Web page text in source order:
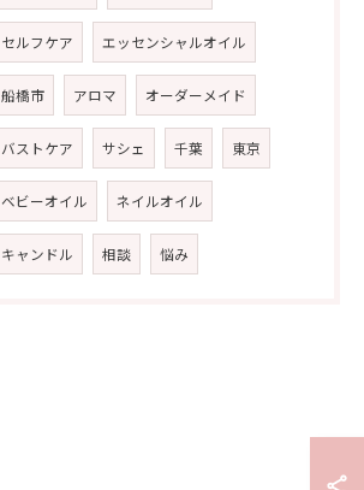
セルフケア エッセンシャルオイル
船橋市 アロマ オーダーメイド
バストケア サシェ 千葉 東京
ベビーオイル ネイルオイル
キャンドル 相談 悩み